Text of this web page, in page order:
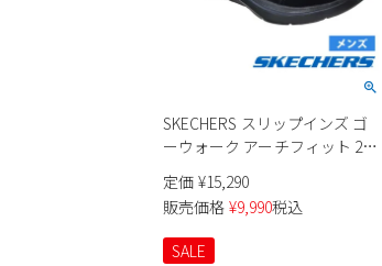
SKECHERS スリップインズ ゴ
ーウォーク アーチフィット 2.0
シアード 216650 メンズ
定価 ¥15,290
販売価格 ¥9,990税込
SALE